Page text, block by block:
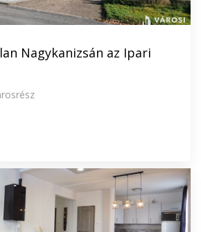
Nagykanizsán az Ipari